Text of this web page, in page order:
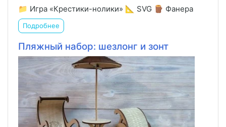
📁 Игра «Крестики-нолики» 📐 SVG 🪵 Фанера
Подробнее
Пляжный набор: шезлонг и зонт